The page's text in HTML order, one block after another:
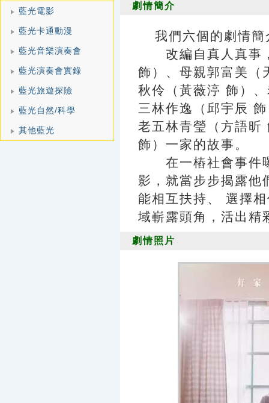
藍光電影
藍光卡通動漫
藍光音樂演奏會
藍光演奏會實錄
藍光旅遊探險
藍光自然/科學
其他藍光
劇情簡介
我們六個的劇情簡
改編自真人真事
飾）、母親郭富美（
秋伶（黃薇渟 飾）
三林作逸（邱宇辰
老五林青瑩（方語昕
飾）一家的故事。
在一樁社會事件曝
影，就當步步揭露他
能相互扶持、 選擇
域嶄露頭角，活出精
劇情照片